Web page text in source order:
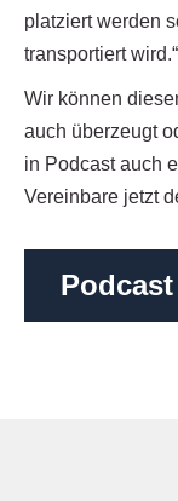
platziert werden
transportiert wird.“
Wir können
auch überzeugt
in Podcast auch
Vereinbare jetzt
Podcast